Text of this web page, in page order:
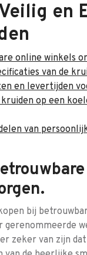
en
online winkels
van de
en levertijden
op een
van
bij
zeker van zijn